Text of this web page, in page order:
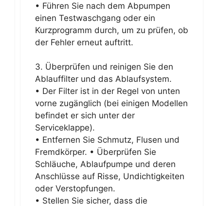
• Führen Sie nach dem Abpumpen
einen Testwaschgang oder ein
Kurzprogramm durch, um zu prüfen, ob
der Fehler erneut auftritt.
3. Überprüfen und reinigen Sie den
Ablauffilter und das Ablaufsystem.
• Der Filter ist in der Regel von unten
vorne zugänglich (bei einigen Modellen
befindet er sich unter der
Serviceklappe).
• Entfernen Sie Schmutz, Flusen und
Fremdkörper. • Überprüfen Sie
Schläuche, Ablaufpumpe und deren
Anschlüsse auf Risse, Undichtigkeiten
oder Verstopfungen.
• Stellen Sie sicher, dass die